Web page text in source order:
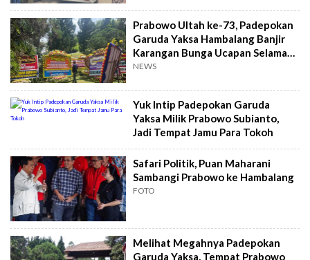
Prabowo Ultah ke-73, Padepokan
Garuda Yaksa Hambalang Banjir
Karangan Bunga Ucapan Selamat,
Kiriman Siapa Saja?
NEWS
Yuk Intip Padepokan Garuda
Yaksa Milik Prabowo Subianto,
Jadi Tempat Jamu Para Tokoh
Safari Politik, Puan Maharani
Sambangi Prabowo ke Hambalang
FOTO
Melihat Megahnya Padepokan
Garuda Yaksa, Tempat Prabowo